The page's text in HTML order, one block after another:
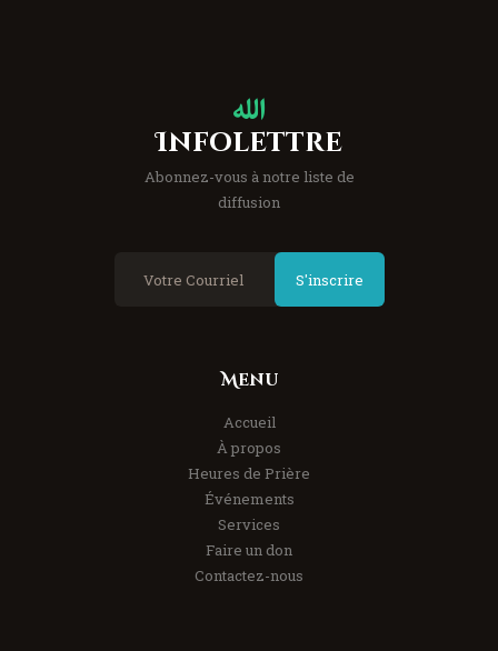
Infolettre
Abonnez-vous à notre liste de
diffusion
S'inscrire
Menu
Accueil
À propos
Heures de Prière
Événements
Services
Faire un don
Contactez-nous